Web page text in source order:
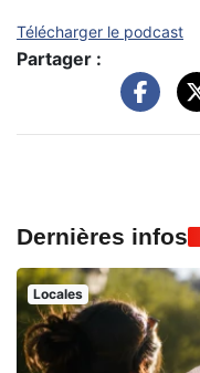
Télécharger le podcast
Partager :
Dernières infos
Locales